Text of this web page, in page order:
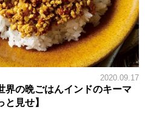
2020.09.17
界の晩ごはんインドのキーマ
見せ】